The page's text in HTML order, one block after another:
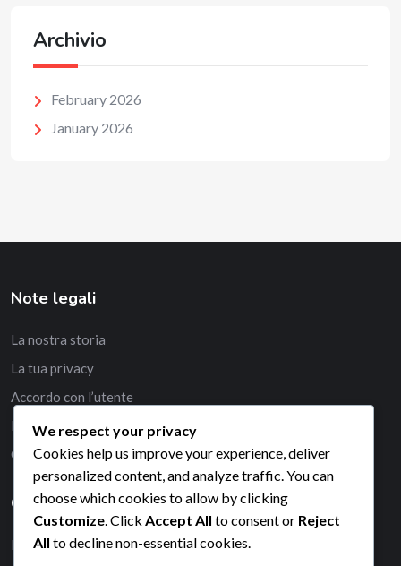
Archivio
February 2026
January 2026
Note legali
La nostra storia
La tua privacy
Accordo con l’utente
Politica sui cookie
Contattaci
Categorie
Dimensioni del Campo per il Padel Tennis
We respect your privacy
Cookies help us improve your experience, deliver
personalized content, and analyze traffic. You can
choose which cookies to allow by clicking
Customize . Click Accept All to consent or Reject
All to decline non-essential cookies.